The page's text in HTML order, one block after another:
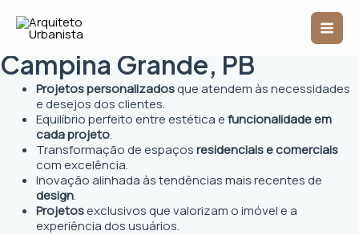
para
conteúdo
Main
Arquiteto Urbanista em
Campina Grande, PB
Projetos personalizadosque atendem às necessidades
e desejos dos clientes.
Equilíbrio perfeito entre estética efuncionalidade em
cada projeto.
Transformação de espaçosresidenciais e comerciais
com excelência.
Inovação alinhada às tendências mais recentes de
design.
Projetosexclusivos que valorizam o imóvel e a
experiência dos usuários.